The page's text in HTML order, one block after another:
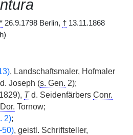
* 26.9.1798 Berlin, † 13.11.1868
, Landschaftsmaler, Hofmaler
d. Joseph (s. Gen. 2);
Td. Seidenfärbers Conr.
Dor. Tornow;
2);
, geistl. Schriftsteller,